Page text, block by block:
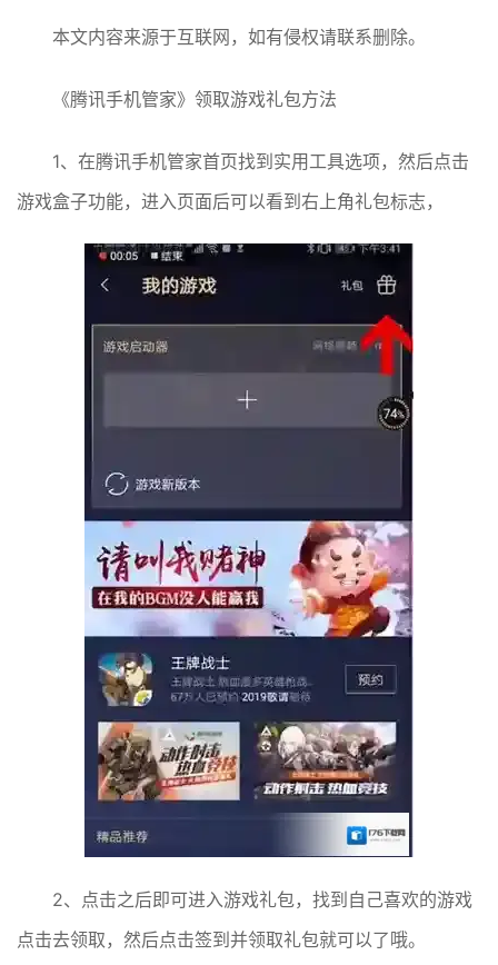
本文内容来源于互联网，如有侵权请联系删除。
《腾讯手机管家》领取游戏礼包方法
1、在腾讯手机管家首页找到实用工具选项，然后点击
游戏盒子功能，进入页面后可以看到右上角礼包标志，
2、点击之后即可进入游戏礼包，找到自己喜欢的游戏
点击去领取，然后点击签到并领取礼包就可以了哦。